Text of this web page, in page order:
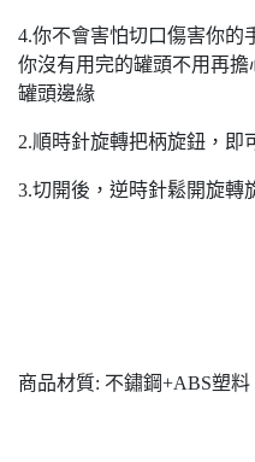
4.你不會害怕切口傷害你的
你沒有用完的罐頭不用再
罐頭邊緣
2.順時針旋轉把柄旋鈕，即
3.切開後，逆時針鬆開旋轉
商品材質: 不鏽鋼+ABS塑料